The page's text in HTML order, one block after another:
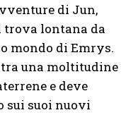
di Jun,
trova lontana da
mondo di Emrys.
una moltitudine
e deve
sui suoi nuovi